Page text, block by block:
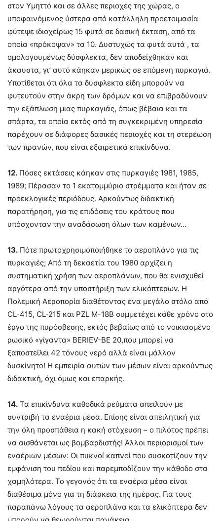
στον Υμηττό και σε άλλες περιοχές της χώρας, ο
υποφαινόμενος ύστερα από κατάλληλη προετοιμασία
φύτεψε ιδιοχείρως 15 φυτά σε δασική έκταση, από τα
οποία «πρόκοψαν» τα 10. Δυστυχώς τα φυτά αυτά , τα
ομολογουμένως δύσφλεκτα, δεν αποδείχθηκαν και
άκαυστα, γι’ αυτό κάηκαν μερικώς σε επόμενη πυρκαγιά.
Υποτίθεται ότι όλα τα δύσφλεκτα είδη μπορούν να
φυτευτούν στην άκρη των δρόμων και να επιβραδύνουν
την εξάπλωση μιας πυρκαγιάς, όπως βέβαια και τα
σπάρτα, τα οποία εκτός από τη συγκεκριμένη υπηρεσία
παρέχουν σε διάφορες δασικές περιοχές και τη στερέωση
των πρανών, που είναι εξαιρετικά επικίνδυνα.
12. Πόσες εκτάσεις κάηκαν στις πυρκαγιές 1981, 1985,
1989; Πέρασαν το 1 εκατομμύριο στρέμματα και ήταν σε
προεκλογικές περιόδους. Αρκούντως διδακτική
παρατήρηση, για τις επιδόσεις του κράτους που
υπόσχονταν την αναδάσωση όλων των καμένων…
13. Πότε πρωτοχρησιμοποιήθηκε το αεροπλάνο για τις
πυρκαγιές; Από τη δεκαετία του 1980 αρχίζει η
συστηματική χρήση των αεροπλάνων, που θα ενισχυθεί
αργότερα από την υποστήριξη των ελικόπτερων. Η
Πολεμική Αεροπορία διαθέτοντας ένα μεγάλο στόλο από
CL-415, CL-215 και PZL M-18B συμμετέχει κάθε χρόνο στο
έργο της πυρόσβεσης, εκτός βεβαίως από το νοικιασμένο
ρωσικό «γίγαντα» BERIEV-BE 20,που μπορεί να
ξαποστείλει 42 τόνους νερό αλλά είναι μάλλον
δυσκίνητο! Η εμπειρία αυτών των μέσων είναι αρκούντως
διδακτική, όχι όμως και επαρκής.
14. Τα επικίνδυνα καθοδικά ρεύματα απειλούν με
συντριβή τα εναέρια μέσα. Επίσης είναι απειλητική για
την όλη προσπάθεια η κακή στόχευση – ο πιλότος πρέπει
να αισθάνεται ως βομβαρδιστής! Άλλοι περιορισμοί των
εναέριων μέσων: Οι πυκνοί καπνοί που συσκοτίζουν την
εμφάνιση του πεδίου και παρεμποδίζουν την κάθοδο στα
χαμηλότερα. Το γεγονός ότι τα εναέρια μέσα είναι
διαθέσιμα μόνο για τη διάρκεια της ημέρας. Για τους
παραπάνω λόγους τα αεροπλάνα και τα ελικόπτερα δεν